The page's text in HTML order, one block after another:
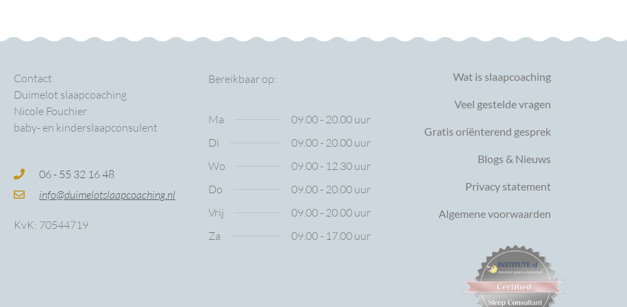
Contact
Duimelot slaapcoaching
Nicole Fouchier
baby- en kinderslaapconsulent
06 - 55 32 16 48
info@duimelotslaapcoaching.nl
KvK: 70544719
Bereikbaar op:
Ma
09.00 - 20.00 uur
Di
09.00 - 20.00 uur
Wo
09.00 - 12.30 uur
Do
09.00 - 20.00 uur
Vrij
09.00 - 20.00 uur
Za
09.00 - 17.00 uur
Wat is slaapcoaching
Veel gestelde vragen
Gratis oriënterend gesprek
Blogs & Nieuws
Privacy statement
Algemene voorwaarden